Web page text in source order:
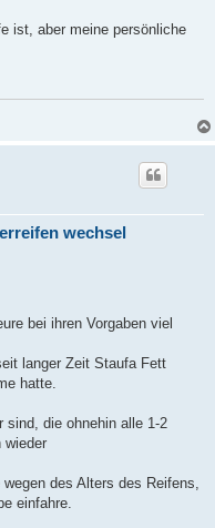
ist, aber meine persönliche
wechsel
bei ihren Vorgaben viel
langer Zeit Staufa Fett
hatte.
sind, die ohnehin alle 1-2
wieder
des Alters des Reifens,
einfahre.